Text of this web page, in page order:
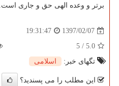
برتر و وعده الهی حق و جاری است. 2929
1397/02/07
19:31:47
5.0
/
5
تگهای خبر:
اسلامی
این مطلب را می پسندید؟